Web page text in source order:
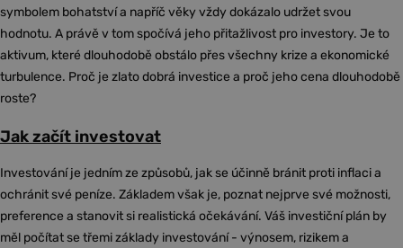
symbolem bohatství a napříč věky vždy dokázalo udržet svou
hodnotu. A právě v tom spočívá jeho přitažlivost pro investory. Je to
aktivum, které dlouhodobě obstálo přes všechny krize a ekonomické
turbulence. Proč je zlato dobrá investice a proč jeho cena dlouhodobě
roste?
Jak začít investovat
Investování je jedním ze způsobů, jak se účinně bránit proti inflaci a
ochránit své peníze. Základem však je, poznat nejprve své možnosti,
preference a stanovit si realistická očekávání. Váš investiční plán by
měl počítat se třemi základy investování - výnosem, rizikem a